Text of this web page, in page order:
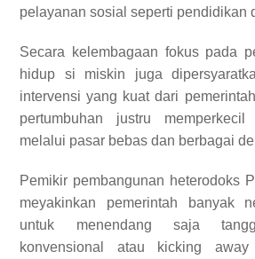
pelayanan sosial seperti pendidikan
Secara kelembagaan fokus pada
hidup si miskin juga
intervensi yang kuat dari
pertumbuhan justru
melalui pasar bebas dan berbagai
Pemikir pembangunan heterodoks
meyakinkan pemerintah banyak
untuk menendang saja
konvensional atau kicking